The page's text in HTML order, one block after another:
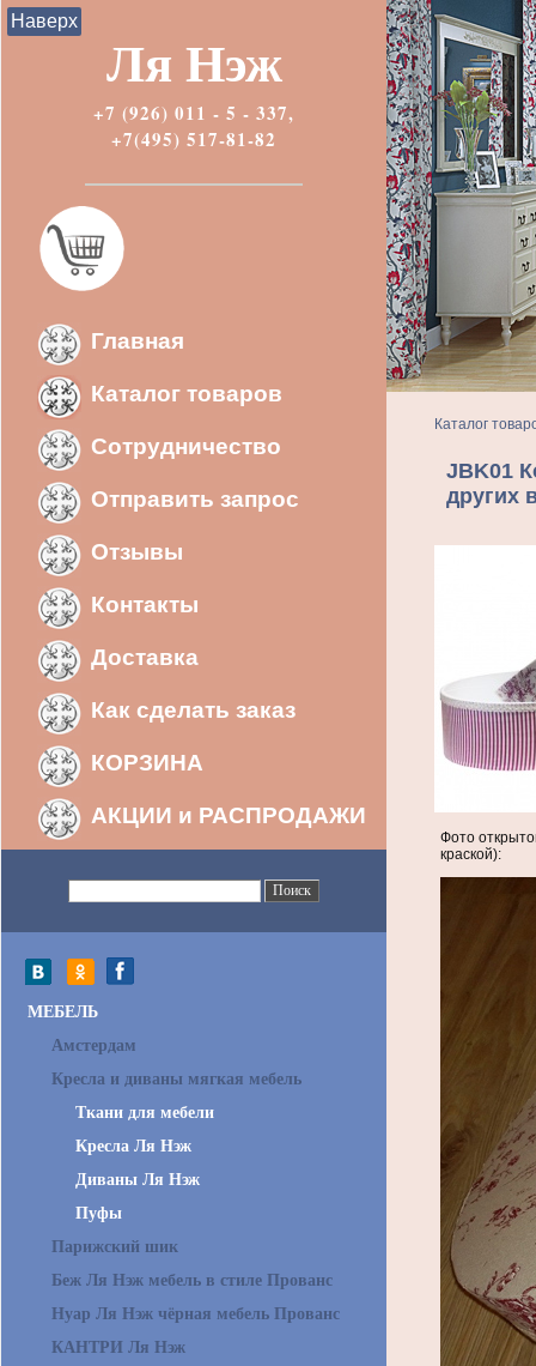
Ля Нэж
+7 (926) 011 - 5 - 337,
+7(495) 517-81-82
Главная
Каталог товаров
Сотрудничество
Отправить запрос
Отзывы
Контакты
Доставка
Как сделать заказ
КОРЗИНА
АКЦИИ и РАСПРОДАЖИ
МЕБЕЛЬ
Амстердам
Кресла и диваны мягкая мебель
Ткани для мебели
Кресла Ля Нэж
Диваны Ля Нэж
Пуфы
Парижский шик
Беж Ля Нэж мебель в стиле Прованс
Нуар Ля Нэж чёрная мебель Прованс
КАНТРИ Ля Нэж
Каталог
JBK01
других
Фото
краской):
Наверх